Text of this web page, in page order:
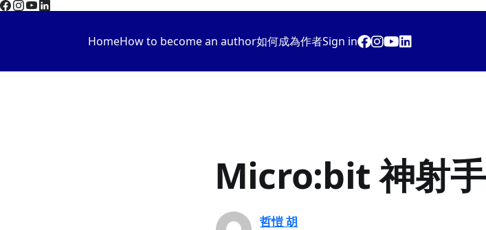
HomeHow to become an author如何成為作者Sign in
Micro:bit 神射手
哲愷 胡